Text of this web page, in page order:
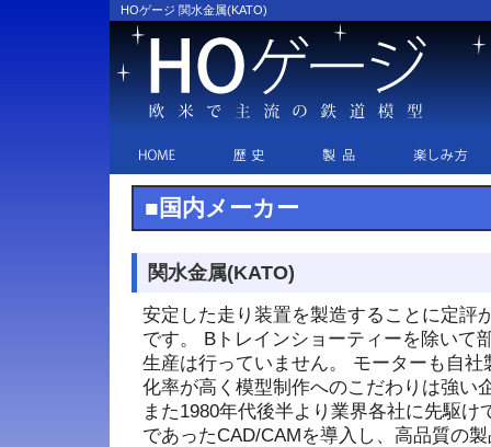
HOゲージ 関水金属(KATO)
■国内メーカー
関水金属(KATO)
安定した走り装置を製造することに定評
です。 Bトレインショーティーを除いて
生産は行っていません。 モーターも自社
化率が高く模型制作へのこだわりは強い
また1980年代後半より業界各社に先駆け
であったCAD/CAMを導入し、高品質の